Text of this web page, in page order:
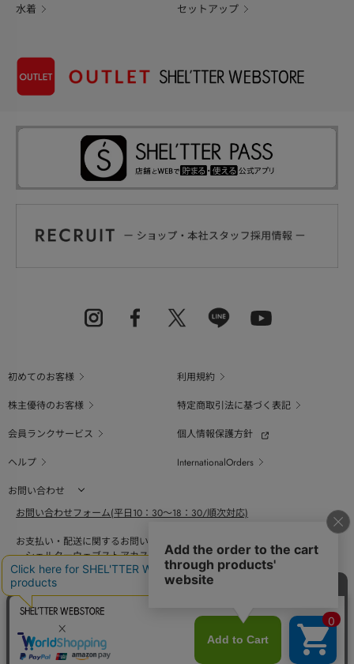
水着 セットアップ
初めてのお客様
利用規約
株主優待のお客様
特定商取引法に基づく表記
会員ランクサービス
個人情報保護方針
ヘルプ
InternationalOrders
お問い合わせ
お問い合わせフォーム(平日10：30～18：30/順次対応)
お支払い・配送に関するお問い合わせ（平日10：30～18：00）
シェルターウェブストアカスタマーセンター
0800-123-6820
商品の素材、サイズ、仕様等に関するお問い合せ（平日10：30～18：00）
バロックジャパンリミテッドコールセンター
03-6730-9191
BAROQUE JAPAN LIMITED 採用情報